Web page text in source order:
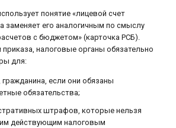
понятие «лицевой счет
заменяет его аналогичным по смыслу
с бюджетом» (карточка РСБ).
налоговые органы обязательно
для:
если они обязаны
обязательства;
штрафов, которые нельзя
действующим налоговым